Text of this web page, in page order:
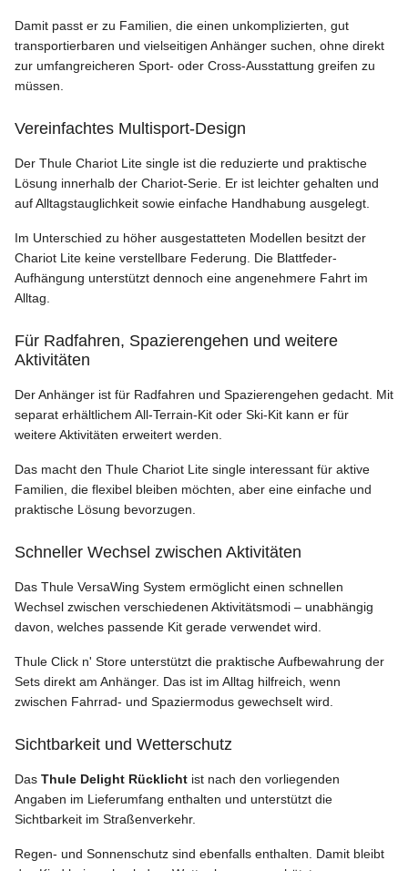
Damit passt er zu Familien, die einen unkomplizierten, gut
transportierbaren und vielseitigen Anhänger suchen, ohne direkt
zur umfangreicheren Sport- oder Cross-Ausstattung greifen zu
müssen.
Vereinfachtes Multisport-Design
Der Thule Chariot Lite single ist die reduzierte und praktische
Lösung innerhalb der Chariot-Serie. Er ist leichter gehalten und
auf Alltagstauglichkeit sowie einfache Handhabung ausgelegt.
Im Unterschied zu höher ausgestatteten Modellen besitzt der
Chariot Lite keine verstellbare Federung. Die Blattfeder-
Aufhängung unterstützt dennoch eine angenehmere Fahrt im
Alltag.
Für Radfahren, Spazierengehen und weitere
Aktivitäten
Der Anhänger ist für Radfahren und Spazierengehen gedacht. Mit
separat erhältlichem All-Terrain-Kit oder Ski-Kit kann er für
weitere Aktivitäten erweitert werden.
Das macht den Thule Chariot Lite single interessant für aktive
Familien, die flexibel bleiben möchten, aber eine einfache und
praktische Lösung bevorzugen.
Schneller Wechsel zwischen Aktivitäten
Das Thule VersaWing System ermöglicht einen schnellen
Wechsel zwischen verschiedenen Aktivitätsmodi – unabhängig
davon, welches passende Kit gerade verwendet wird.
Thule Click n' Store unterstützt die praktische Aufbewahrung der
Sets direkt am Anhänger. Das ist im Alltag hilfreich, wenn
zwischen Fahrrad- und Spaziermodus gewechselt wird.
Sichtbarkeit und Wetterschutz
Das Thule Delight Rücklicht ist nach den vorliegenden
Angaben im Lieferumfang enthalten und unterstützt die
Sichtbarkeit im Straßenverkehr.
Regen- und Sonnenschutz sind ebenfalls enthalten. Damit bleibt